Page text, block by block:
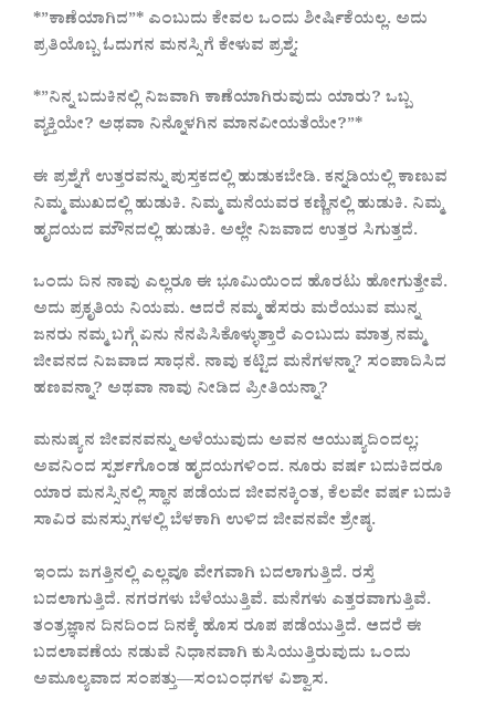
*”ಕಾಣೆಯಾಗಿದ”* ಎಂಬುದು ಕೇವಲ ಒಂದು ಶೀರ್ಷಿಕೆಯಲ್ಲ. ಅದು
ಪ್ರತಿಯೊಬ್ಬ ಓದುಗನ ಮನಸ್ಸಿಗೆ ಕೇಳುವ ಪ್ರಶ್ನೆ:
*”ನಿನ್ನ ಬದುಕಿನಲ್ಲಿ ನಿಜವಾಗಿ ಕಾಣೆಯಾಗಿರುವುದು ಯಾರು? ಒಬ್ಬ
ವ್ಯಕ್ತಿಯೇ? ಅಥವಾ ನಿನ್ನೊಳಗಿನ ಮಾನವೀಯತೆಯೇ?”*
ಈ ಪ್ರಶ್ನೆಗೆ ಉತ್ತರವನ್ನು ಪುಸ್ತಕದಲ್ಲಿ ಹುಡುಕಬೇಡಿ. ಕನ್ನಡಿಯಲ್ಲಿ ಕಾಣುವ
ನಿಮ್ಮ ಮುಖದಲ್ಲಿ ಹುಡುಕಿ. ನಿಮ್ಮ ಮನೆಯವರ ಕಣ್ಣಿನಲ್ಲಿ ಹುಡುಕಿ. ನಿಮ್ಮ
ಹೃದಯದ ಮೌನದಲ್ಲಿ ಹುಡುಕಿ. ಅಲ್ಲೇ ನಿಜವಾದ ಉತ್ತರ ಸಿಗುತ್ತದೆ.
ಒಂದು ದಿನ ನಾವು ಎಲ್ಲರೂ ಈ ಭೂಮಿಯಿಂದ ಹೊರಟು ಹೋಗುತ್ತೇವೆ.
ಅದು ಪ್ರಕೃತಿಯ ನಿಯಮ. ಆದರೆ ನಮ್ಮ ಹೆಸರು ಮರೆಯುವ ಮುನ್ನ
ಜನರು ನಮ್ಮ ಬಗ್ಗೆ ಏನು ನೆನಪಿಸಿಕೊಳ್ಳುತ್ತಾರೆ ಎಂಬುದು ಮಾತ್ರ ನಮ್ಮ
ಜೀವನದ ನಿಜವಾದ ಸಾಧನೆ. ನಾವು ಕಟ್ಟಿದ ಮನೆಗಳನ್ನಾ? ಸಂಪಾದಿಸಿದ
ಹಣವನ್ನಾ? ಅಥವಾ ನಾವು ನೀಡಿದ ಪ್ರೀತಿಯನ್ನಾ?
ಮನುಷ್ಯನ ಜೀವನವನ್ನು ಅಳೆಯುವುದು ಅವನ ಆಯುಷ್ಯದಿಂದಲ್ಲ;
ಅವನಿಂದ ಸ್ಪರ್ಶಗೊಂಡ ಹೃದಯಗಳಿಂದ. ನೂರು ವರ್ಷ ಬದುಕಿದರೂ
ಯಾರ ಮನಸ್ಸಿನಲ್ಲಿ ಸ್ಥಾನ ಪಡೆಯದ ಜೀವನಕ್ಕಿಂತ, ಕೆಲವೇ ವರ್ಷ ಬದುಕಿ
ಸಾವಿರ ಮನಸ್ಸುಗಳಲ್ಲಿ ಬೆಳಕಾಗಿ ಉಳಿದ ಜೀವನವೇ ಶ್ರೇಷ್ಠ.
ಇಂದು ಜಗತ್ತಿನಲ್ಲಿ ಎಲ್ಲವೂ ವೇಗವಾಗಿ ಬದಲಾಗುತ್ತಿದೆ. ರಸ್ತೆ
ಬದಲಾಗುತ್ತಿದೆ. ನಗರಗಳು ಬೆಳೆಯುತ್ತಿವೆ. ಮನೆಗಳು ಎತ್ತರವಾಗುತ್ತಿವೆ.
ತಂತ್ರಜ್ಞಾನ ದಿನದಿಂದ ದಿನಕ್ಕೆ ಹೊಸ ರೂಪ ಪಡೆಯುತ್ತಿದೆ. ಆದರೆ ಈ
ಬದಲಾವಣೆಯ ನಡುವೆ ನಿಧಾನವಾಗಿ ಕುಸಿಯುತ್ತಿರುವುದು ಒಂದು
ಅಮೂಲ್ಯವಾದ ಸಂಪತ್ತು—ಸಂಬಂಧಗಳ ವಿಶ್ವಾಸ.